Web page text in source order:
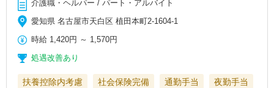
介護職・ヘルパー / パート・アルバイト
愛知県 名古屋市天白区 植田本町2-1604-1
時給 1,420円 ～ 1,570円
処遇改善あり
扶養控除内考慮 社会保険完備 通勤手当
夜勤手当